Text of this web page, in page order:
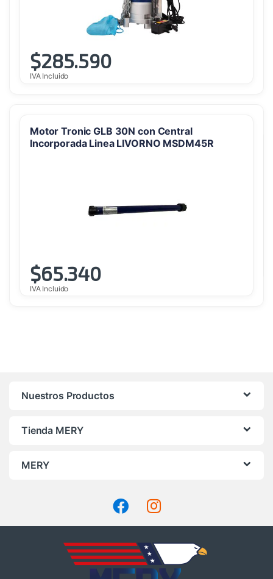
$285.590
IVA Incluido
Motor Tronic GLB 30N con Central
Incorporada Linea LIVORNO MSDM45R
$65.340
IVA Incluido
Nuestros Productos
Tienda MERY
MERY